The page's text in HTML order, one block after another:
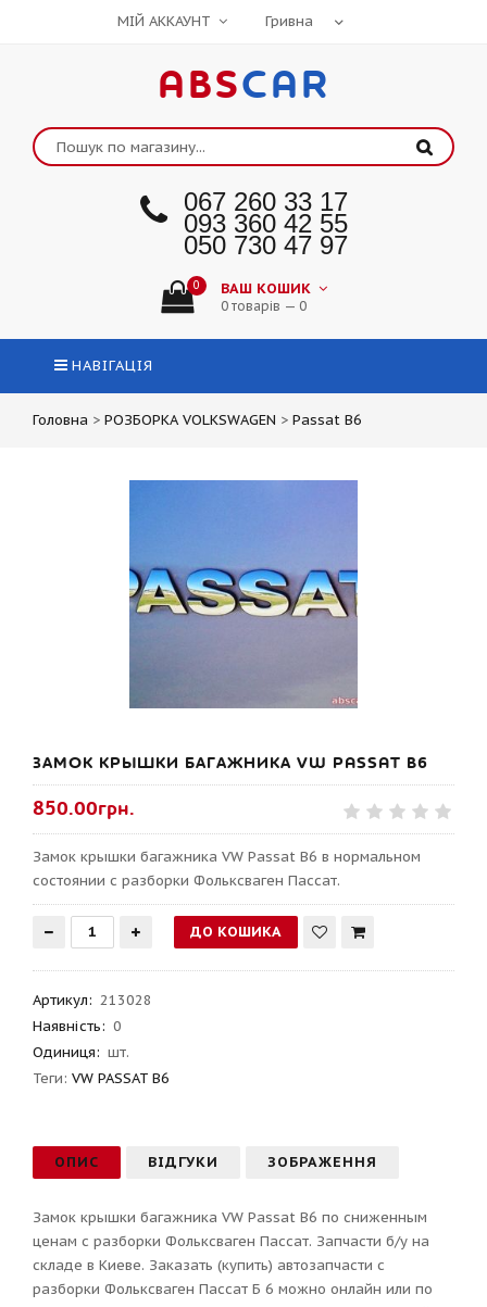
МІЙ АККАУНТ
ABSCAR
067 260 33 17
093 360 42 55
050 730 47 97
0 ВАШ КОШИК
0 товарів — 0
НАВІГАЦІЯ
Головна > РОЗБОРКА VOLKSWAGEN > Passat B6
ЗАМОК КРЫШКИ БАГАЖНИКА VW PASSAT B6
850.00грн.
Замок крышки багажника VW Passat B6 в нормальном
состоянии с разборки Фольксваген Пассат.
Артикул: 213028
Наявність: 0
Одиниця: шт.
Теги: VW PASSAT B6
ОПИС ВІДГУКИ ЗОБРАЖЕННЯ
Замок крышки багажника VW Passat B6 по сниженным
ценам с разборки Фольксваген Пассат. Запчасти б/у на
складе в Киеве. Заказать (купить) автозапчасти с
разборки Фольксваген Пассат Б 6 можно онлайн или по